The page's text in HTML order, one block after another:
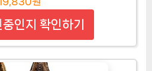
인지 확인하기